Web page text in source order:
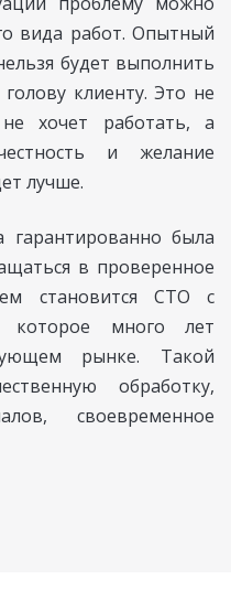
вида работ. Опытный
будет выполнить
клиенту. Это не
хочет работать, а
и желание
лучше.
гарантированно была
в проверенное
становится СТО с
которое много лет
рынке. Такой
обработку,
своевременное